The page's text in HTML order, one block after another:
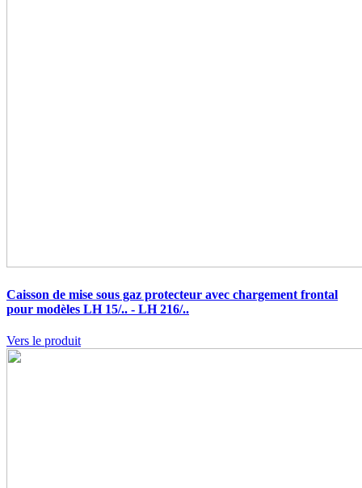
Caisson de mise sous gaz protecteur avec chargement frontal
pour modèles LH 15/.. - LH 216/..
Vers le produit